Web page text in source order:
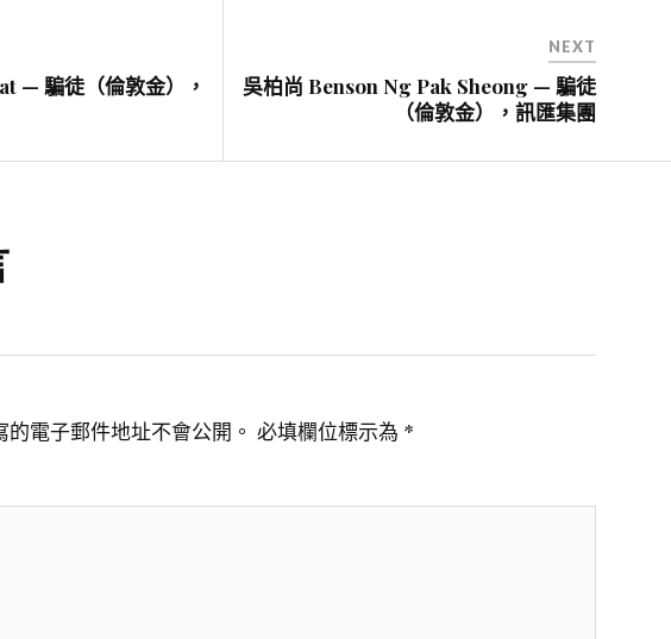
— 騙徒（倫敦金），
NEXT
吳柏尚 Benson Ng Pak Sheong — 騙徒
（倫敦金），訊匯集團
電子郵件地址不會公開。 必填欄位標示為 *